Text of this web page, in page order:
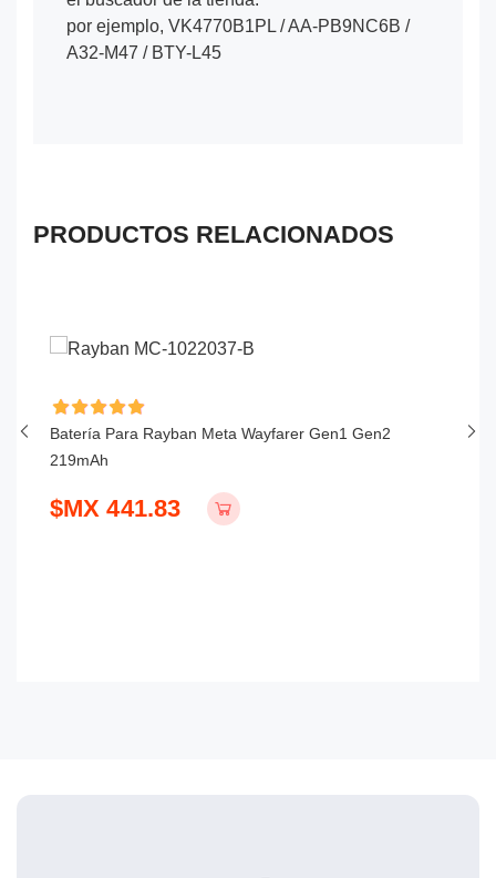
por ejemplo, VK4770B1PL / AA-PB9NC6B /
A32-M47 / BTY-L45
PRODUCTOS RELACIONADOS
Batería Para Rayban Meta Wayfarer Gen1 Gen2
219mAh
$MX 441.83